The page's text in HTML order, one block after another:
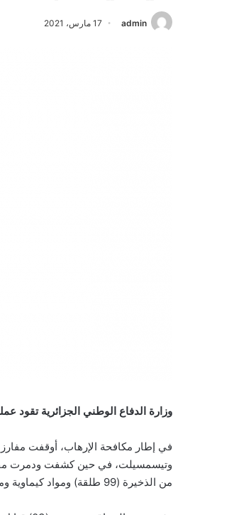
admin 17 مارس، 2021
وزارة الدفاع الوطني الجزائرية تقود
في إطار مكافحة الإرهاب، أوقفت
من الذخيرة (99 طلقة) ومواد كيماوية ومعدات تدخل في صناعة المتفجرات بالإضافة إلى مواد غذائي